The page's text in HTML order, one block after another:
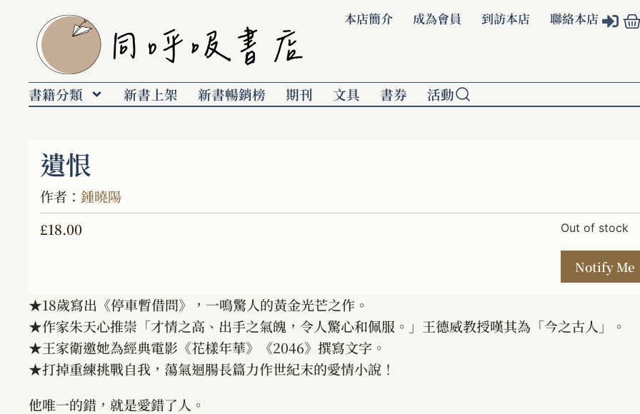
本店簡介 成為會員 到訪本店 聯絡本店
書籍分類 新書上架 新書暢銷榜 期刊 文具 書券 活動
遺恨
作者： 鍾曉陽
£18.00 Out of stock
★18歲寫出《停車暫借問》，一鳴驚人的黃金光芒之作。
★作家朱天心推崇「才情之高、出手之氣魄，令人驚心和佩服。」王德威教授嘆其為「今之古人」。
★王家衛邀她為經典電影《花樣年華》《2046》撰寫文字。
★打掉重練挑戰自我，蕩氣迴腸長篇力作世紀末的愛情小說！
他唯一的錯，就是愛錯了人。